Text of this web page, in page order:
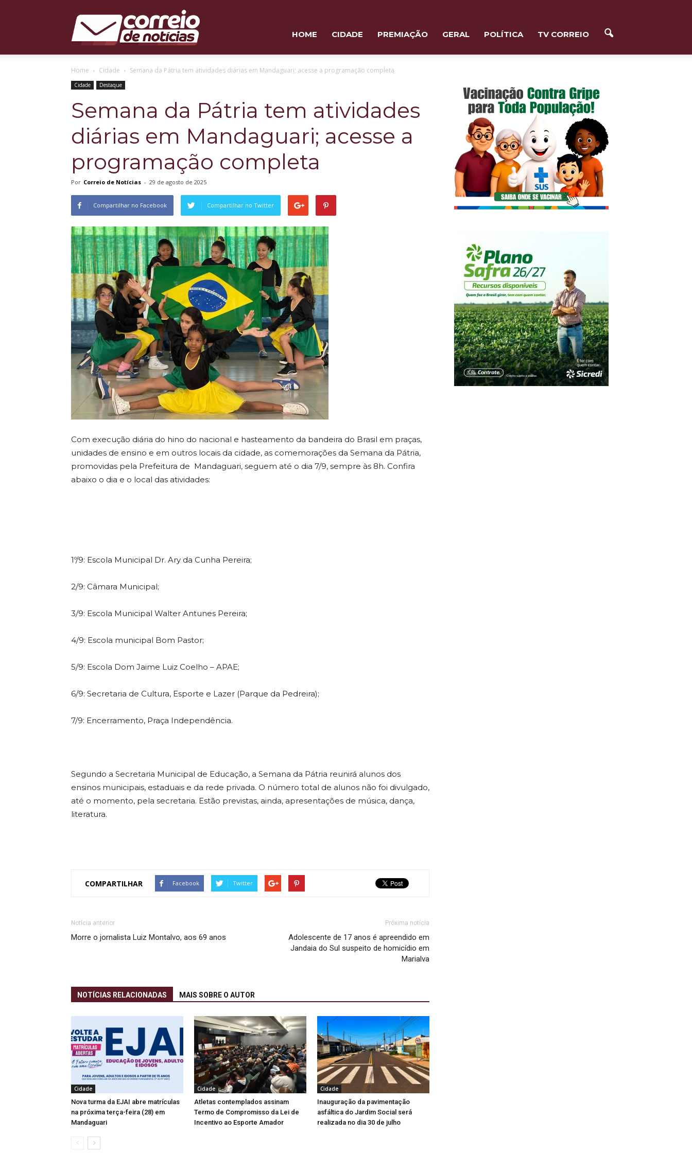
Correio
Notícias
HOME CIDADE PREMIAÇÃO GERAL POLÍTICA TV CORREIO
Home Cidade Semana da Pátria tem atividades diárias em Mandaguari; acesse a programação completa
Cidade Destaque
Semana da Pátria tem atividades
diárias em Mandaguari; acesse a
programação completa
Por Correio de Notícias - 29 de agosto de 2025
Compartilhar no Facebook Compartilhar no Twitter
Com execução diária do hino do nacional e hasteamento da bandeira do Brasil em praças,
unidades de ensino e em outros locais da cidade, as comemorações da Semana da Pátria,
promovidas pela Prefeitura de Mandaguari, seguem até o dia 7/9, sempre às 8h. Confira
abaixo o dia e o local das atividades:
1º/9: Escola Municipal Dr. Ary da Cunha Pereira;
2/9: Câmara Municipal;
3/9: Escola Municipal Walter Antunes Pereira;
4/9: Escola municipal Bom Pastor;
5/9: Escola Dom Jaime Luiz Coelho – APAE;
6/9: Secretaria de Cultura, Esporte e Lazer (Parque da Pedreira);
7/9: Encerramento, Praça Independência.
Segundo a Secretaria Municipal de Educação, a Semana da Pátria reunirá alunos dos
ensinos municipais, estaduais e da rede privada. O número total de alunos não foi divulgado,
até o momento, pela secretaria. Estão previstas, ainda, apresentações de música, dança,
literatura.
COMPARTILHAR Facebook Twitter
Notícia anterior
Morre o jornalista Luiz Montalvo, aos 69 anos
Próxima notícia
Adolescente de 17 anos é apreendido em
Jandaia do Sul suspeito de homicídio em
Marialva
NOTÍCIAS RELACIONADAS MAIS SOBRE O AUTOR
Cidade
Nova turma da EJAI abre matrículas
na próxima terça-feira (28) em
Mandaguari
Cidade
Atletas contemplados assinam
Termo de Compromisso da Lei de
Incentivo ao Esporte Amador
Cidade
Inauguração da pavimentação
asfáltica do Jardim Social será
realizada no dia 30 de julho